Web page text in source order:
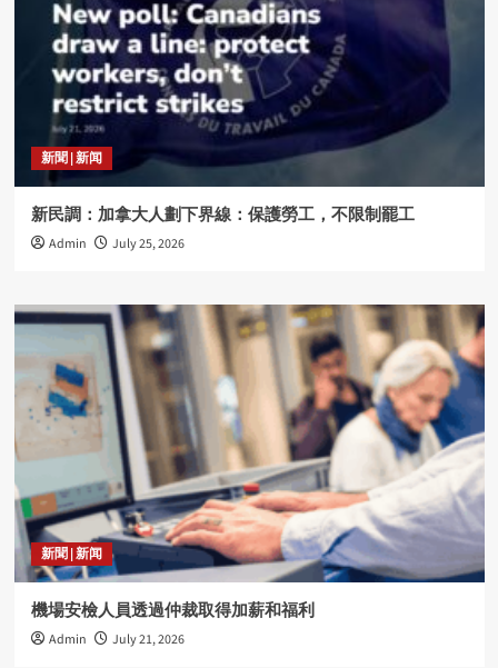
新聞 | 新闻
新民調：加拿大人劃下界線：保護勞工，不限制罷工
Admin July 25, 2026
新聞 | 新闻
機場安檢人員透過仲裁取得加薪和福利
Admin July 21, 2026